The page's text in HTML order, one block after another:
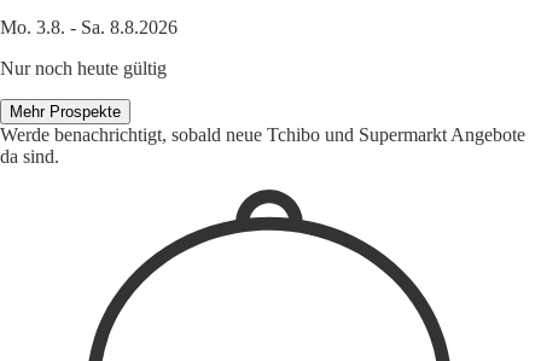
Mo. 3.8. - Sa. 8.8.2026
Nur noch heute gültig
Mehr Prospekte
Werde benachrichtigt, sobald neue Tchibo und Supermarkt Angebote
da sind.